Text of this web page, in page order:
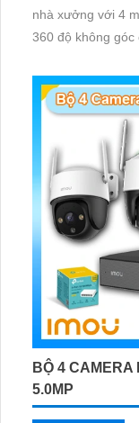
nhà xưởng với 4
360 độ không góc
BỘ 4 CAMERA
5.0MP